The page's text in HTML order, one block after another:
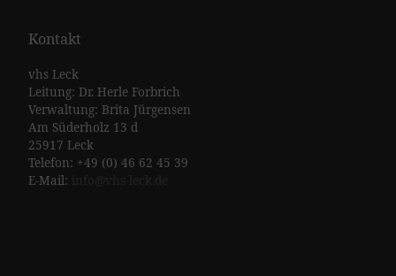
Kontakt
vhs Leck
Leitung: Dr. Herle Forbrich
Verwaltung: Brita Jürgensen
Am Süderholz 13 d
25917 Leck
Telefon: +49 (0) 46 62 45 39
E-Mail: